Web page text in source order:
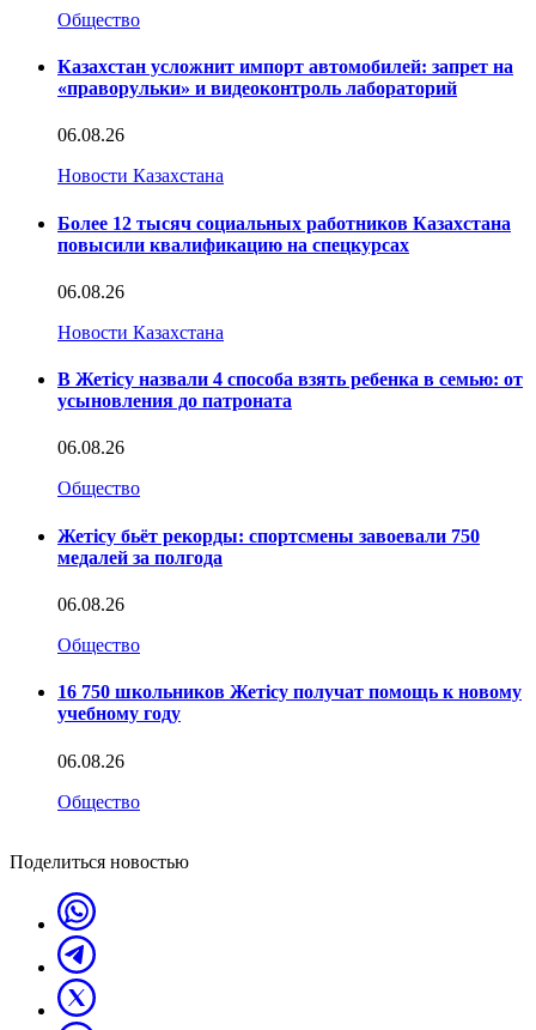
Общество
Казахстан усложнит импорт автомобилей: запрет на
«праворульки» и видеоконтроль лабораторий
06.08.26
Новости Казахстана
Более 12 тысяч социальных работников Казахстана
повысили квалификацию на спецкурсах
06.08.26
Новости Казахстана
В Жетісу назвали 4 способа взять ребенка в семью: от
усыновления до патроната
06.08.26
Общество
Жетісу бьёт рекорды: спортсмены завоевали 750
медалей за полгода
06.08.26
Общество
16 750 школьников Жетісу получат помощь к новому
учебному году
06.08.26
Общество
Поделиться новостью